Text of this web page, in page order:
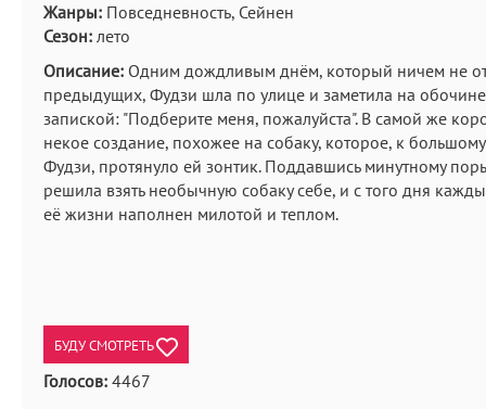
Жанры: Повседневность, Сейнен
Сезон: лето
Описание: Одним дождливым днём, который ничем не
предыдущих, Фудзи шла по улице и заметила на
запиской: "Подберите меня, пожалуйста". В самой же
некое создание, похожее на собаку, которое, к
Фудзи, протянуло ей зонтик. Поддавшись минутному
решила взять необычную собаку себе, и с того дня
её жизни наполнен милотой и теплом.
БУДУ СМОТРЕТЬ
Голосов: 4467